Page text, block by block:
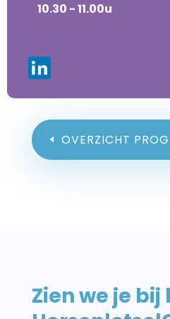
10.30 - 11.00u
OVERZICHT
Zien we je bij